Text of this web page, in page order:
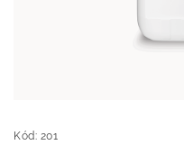
Kód: 201